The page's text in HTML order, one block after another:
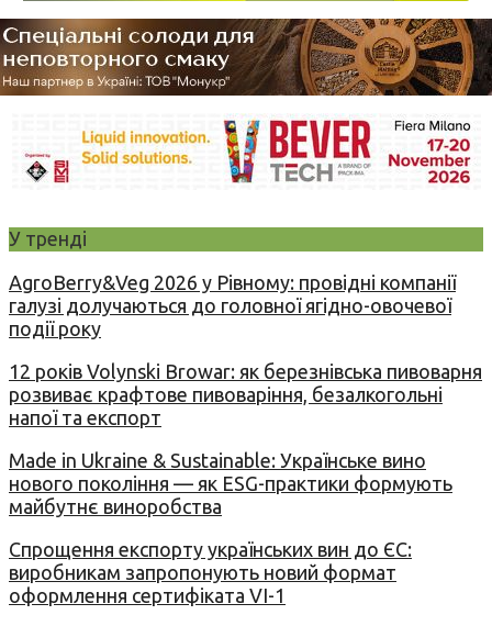
У тренді
AgroBerry&Veg 2026 у Рівному: провідні компанії
галузі долучаються до головної ягідно-овочевої
події року
12 років Volynski Browar: як березнівська пивоварня
розвиває крафтове пивоваріння, безалкогольні
напої та експорт
Made in Ukraine & Sustainable: Українське вино
нового покоління — як ESG-практики формують
майбутнє виноробства
Спрощення експорту українських вин до ЄС:
виробникам запропонують новий формат
оформлення сертифіката VI-1